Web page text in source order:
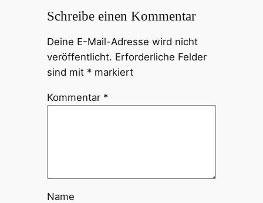
Schreibe einen Kommentar
Deine E-Mail-Adresse wird nicht
veröffentlicht. Erforderliche Felder
sind mit *markiert
Kommentar *
Name